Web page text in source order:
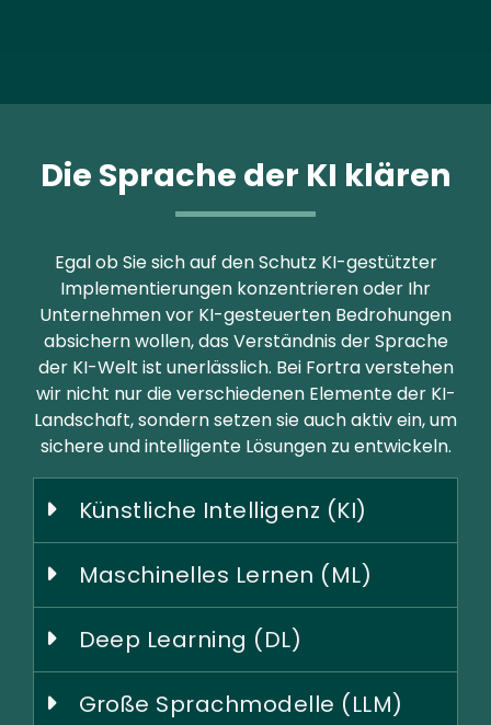
Die Sprache der KI klären
Egal ob Sie sich auf den Schutz KI-gestützter
Implementierungen konzentrieren oder Ihr
Unternehmen vor KI-gesteuerten Bedrohungen
absichern wollen, das Verständnis der Sprache
der KI-Welt ist unerlässlich. Bei Fortra verstehen
wir nicht nur die verschiedenen Elemente der KI-
Landschaft, sondern setzen sie auch aktiv ein, um
sichere und intelligente Lösungen zu entwickeln.
Künstliche Intelligenz (KI)
Maschinelles Lernen (ML)
Deep Learning (DL)
Große Sprachmodelle (LLM)